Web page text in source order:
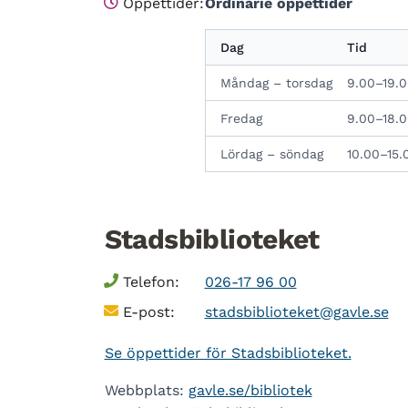
Dag Tid
Måndag – torsdag
Fredag
Lördag – söndag
Stadsbiblioteket
Telefon:
026-17 96 00
E-post:
stadsbiblioteket@gavle.se
Se öppettider för Stadsbiblioteket.
Webbplats: gavle.se/bibliotek